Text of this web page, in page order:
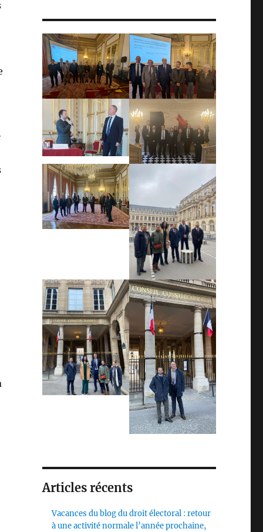
Articles récents
Vacances du blog du droit électoral : retour
à une activité normale l’année prochaine,